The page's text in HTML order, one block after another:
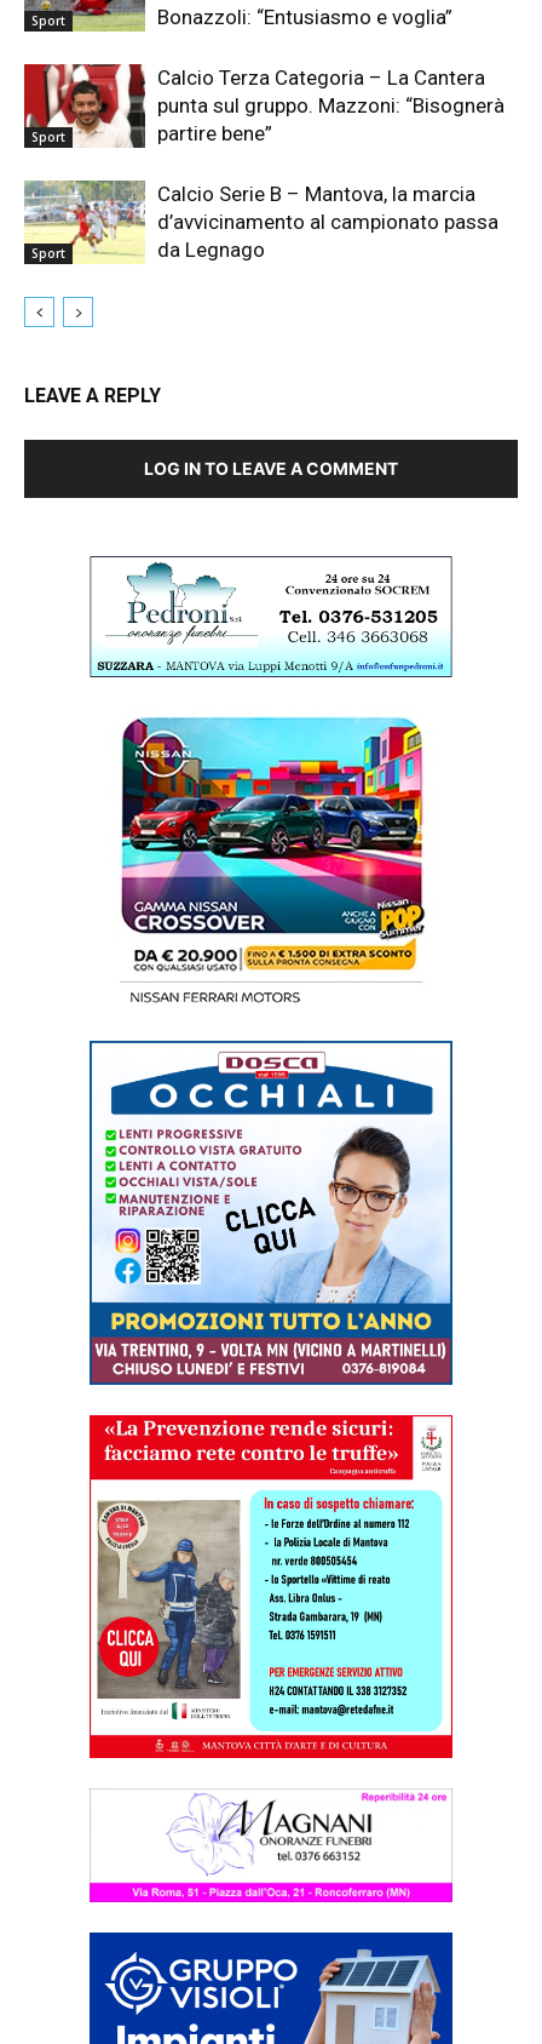
Sport
Bonazzoli: “Entusiasmo e voglia”
Sport
Calcio Terza Categoria – La Cantera
punta sul gruppo. Mazzoni: “Bisognerà
partire bene”
Sport
Calcio Serie B – Mantova, la marcia
d’avvicinamento al campionato passa
da Legnago
LEAVE A REPLY
LOG IN TO LEAVE A COMMENT